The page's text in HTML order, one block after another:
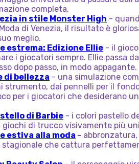
completa.
in stile Monster High -
di Venezia, il risultato è
meglio.
estrema: Edizione Ellie - il
i giocatori sempre. Ellie passa
dopo passo, in modo appagante.
di bellezza - una simulazione
strumento, dai pennelli per il
per i giocatori che desiderano
di Barbie - i colori pastello
di trucco visivamente più
estiva alla moda -
stagionale che cattura